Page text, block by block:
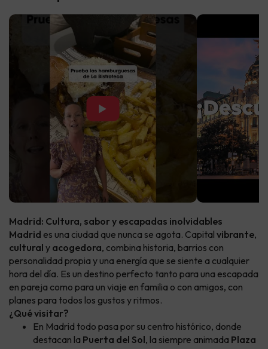
▶
Madrid: Cultura, sabor y escapadas inolvidables
Madrid es una ciudad que nunca se agota. Capital vibrante,
cultural y acogedora, combina historia, barrios con
personalidad propia y una energía que se siente a cualquier
hora del día. Es un destino perfecto tanto para una escapada
en pareja como para un viaje en familia o con amigos, con
planes para todos los gustos y ritmos.
¿Qué visitar?
En Madrid todo pasa por su centro histórico, donde
destacan la Puerta del Sol, la siempre animada Plaza